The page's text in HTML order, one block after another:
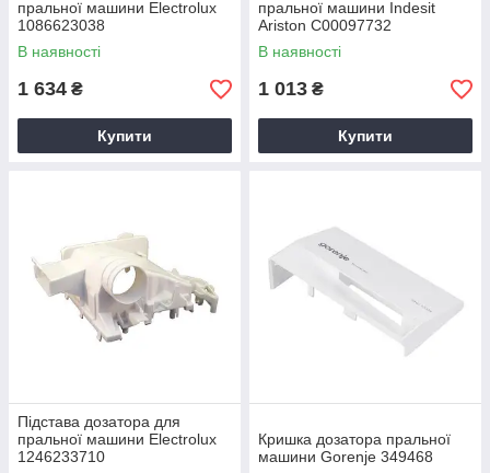
пральної машини Electrolux
1086623038
В наявності
1 634 ₴
Купити
пральної машини Indesit
Ariston C00097732
В наявності
1 013 ₴
Купити
Підстава дозатора для
пральної машини Electrolux
1246233710
Кришка дозатора пральної
машини Gorenje 349468